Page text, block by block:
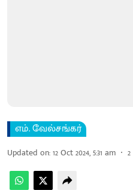
எம். வேல்சங்கர்
Updated on:12 Oct 2024, 5:31 am 2